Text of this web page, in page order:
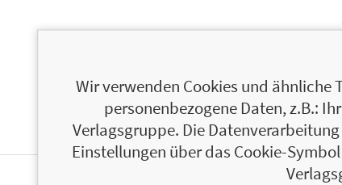
Wir verwenden Cookies und ähnliche
personenbezogene Daten, z.B.:
Verlagsgruppe. Die
Einstellungen über das Cookie-